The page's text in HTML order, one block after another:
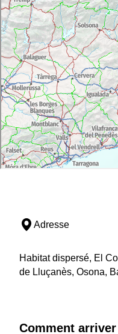
Adresse
Habitat dispersé, El
de Lluçanès, Osona,
Comment arriver